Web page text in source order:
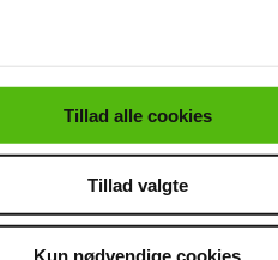
cookiepolitik.
Tillad alle cookies
Tillad valgte
Kun nødvendige cookies